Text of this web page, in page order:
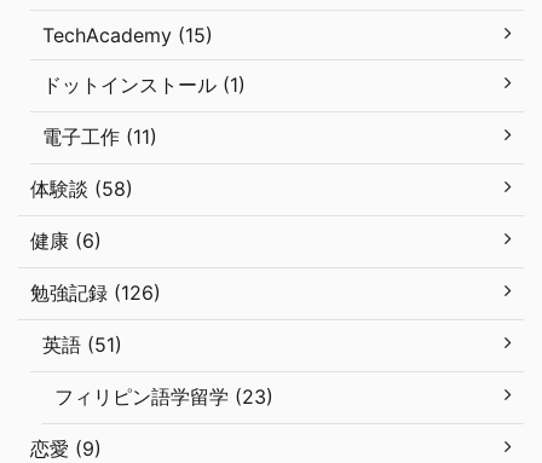
TechAcademy (15)
ドットインストール (1)
電子工作 (11)
体験談 (58)
健康 (6)
勉強記録 (126)
英語 (51)
フィリピン語学留学 (23)
恋愛 (9)